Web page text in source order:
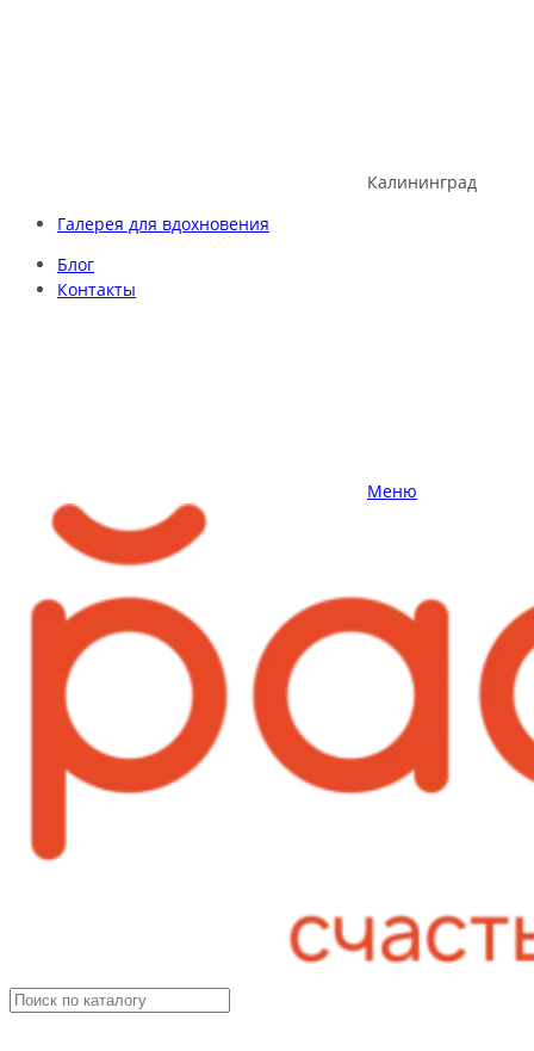
Калининград
Галерея для вдохновения
Блог
Контакты
Меню